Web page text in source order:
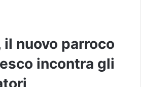
il nuovo parroco
incontra gli